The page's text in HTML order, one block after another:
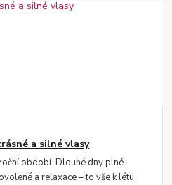
a silné vlasy
období. Dlouhé dny plné
a relaxace – to vše k létu